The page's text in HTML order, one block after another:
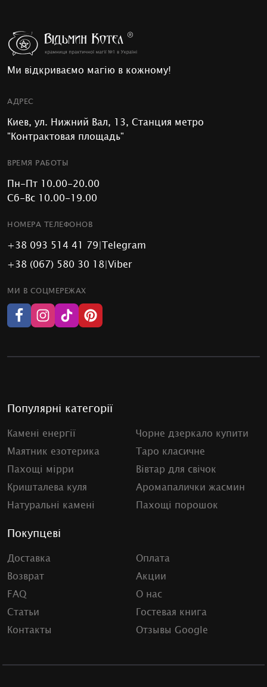
Ми відкриваємо магію в кожному!
АДРЕС
Киев, ул. Нижний Вал, 13, Станция метро
"Контрактовая площадь"
ВРЕМЯ РАБОТЫ
Пн-Пт 10.00-20.00
Сб-Вс 10.00-19.00
НОМЕРА ТЕЛЕФОНОВ
+38 093 514 41 79|Telegram
+38 (067) 580 30 18|Viber
МИ В СОЦМЕРЕЖАХ
Популярні категорії
Камені енергії
Чорне дзеркало купити
Маятник езотерика
Таро класичне
Пахощі мірри
Вівтар для свічок
Кришталева куля
Аромапалички жасмин
Натуральні камені
Пахощі порошок
Покупцеві
Доставка
Оплата
Возврат
Акции
FAQ
О нас
Статьи
Гостевая книга
Контакты
Отзывы Google